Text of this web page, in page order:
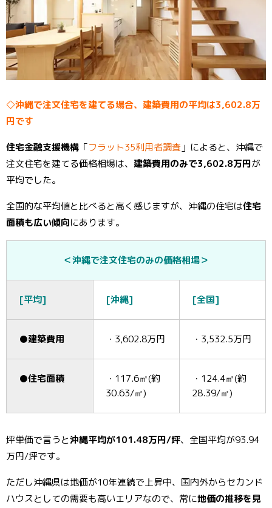
◇沖縄で注文住宅を建てる場合、建築費用の平均は3,602.8万
円です
住宅金融支援機構 「フラット35利用者調査 」によると、沖縄で
注文住宅を建てる価格相場は、 建築費用のみで3,602.8万円が
平均でした。
全国的な平均値と比べると高く感じますが、沖縄の住宅は住宅
面積も広い傾向にあります。
＜沖縄で注文住宅のみの価格相場＞
[平均] [沖縄] [全国]
●建築費用 ・3,602.8万円 ・3,532.5万円
●住宅面積
・117.6㎡(約
30.63/㎡)
・124.4㎡(約
28.39/㎡)
坪単価で言うと沖縄平均が101.48万円/坪、全国平均が93.94
万円/坪です。
ただし沖縄県は地価が10年連続で上昇中、国内外からセカンド
ハウスとしての需要も高いエリアなので、常に地価の推移を見